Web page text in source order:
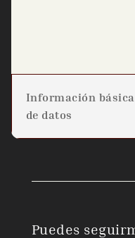
Información
de datos
Puedes